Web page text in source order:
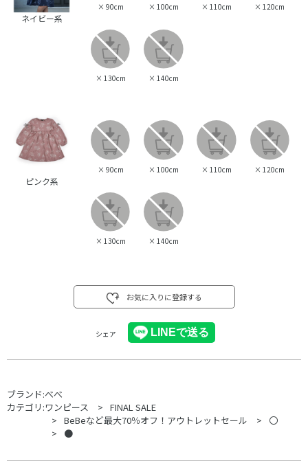
ネイビー系
× 90cm × 100cm × 110cm × 120cm
× 130cm × 140cm
ピンク系
× 90cm × 100cm × 110cm × 120cm
× 130cm × 140cm
お気に入りに登録する
シェア
ブランド:べべ
カテゴリ:ワンピース
FINAL SALE
BeBeなど最大70％オフ！アウトレットセール
〇
●